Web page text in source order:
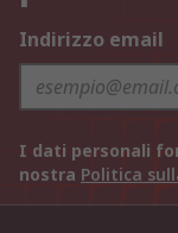
Indirizzo email
I dati personali
nostra Politica